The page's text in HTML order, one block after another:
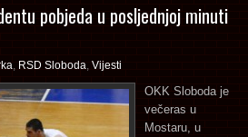
pobjeda u posljednjoj minuti
RSD Sloboda Vijesti
OKK Sloboda je
večeras u
Mostaru, u